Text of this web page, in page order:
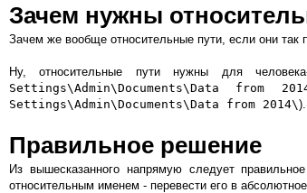
Зачем нужны
Зачем же вообще относительные пути, если они так
Ну, относительные пути нужны для
Settings\Admin\Documents\Data from
Settings\Admin\Documents\Data from 2014\).
Правильное решение
Из вышесказанного напрямую следует
относительным именем - перевести его в